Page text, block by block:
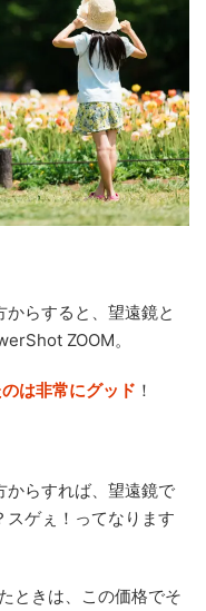
らすると、望遠鏡と
ZOOM。
は非常にグッド ！
からすれば、望遠鏡で
スゲぇ！ってなります
ときは、この価格でそ